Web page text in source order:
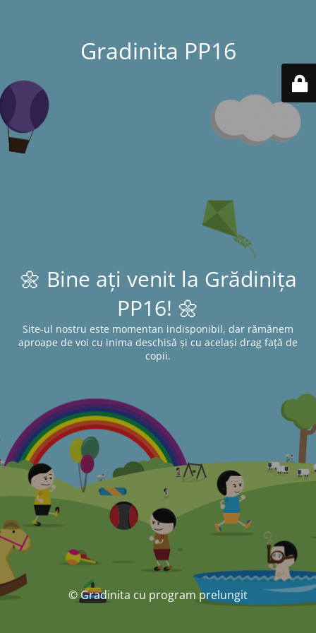
Gradinita PP16
🌼 Bine ați venit la Grădinița
PP16! 🌼
Site-ul nostru este momentan indisponibil, dar rămânem
aproape de voi cu inima deschisă și cu același drag față de
copii.
© Gradinita cu program prelungit